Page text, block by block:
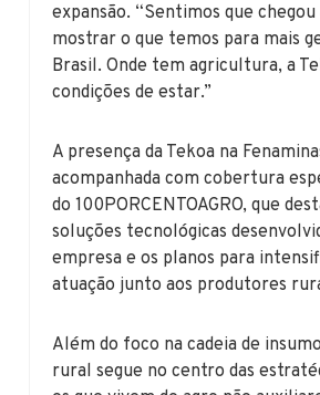
expansão. “Sentimos que chegou
mostrar o que temos para mais
Brasil. Onde tem agricultura, a
condições de estar.”
A presença da Tekoa na
acompanhada com cobertura
do 100PORCENTOAGRO, que
soluções tecnológicas
empresa e os planos para
atuação junto aos produtores
Além do foco na cadeia de
rural segue no centro das